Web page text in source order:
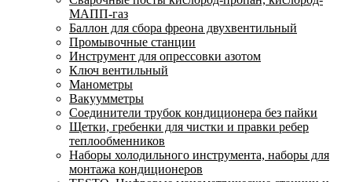
МАПП-газ
Баллон для сбора фреона двухвентильный
Промывочные станции
Инструмент для опрессовки азотом
Ключ вентильный
Манометры
Вакуумметры
Соединители трубок кондиционера без пайки
Щетки, гребенки для чистки и правки ребер
теплообменников
Наборы холодильного инструмента, наборы для
монтажа кондиционеров